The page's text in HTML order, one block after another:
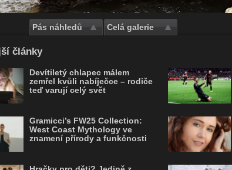
Pás náhledů Celá galerie
články
Devítiletý chlapec málem
zemřel kvůli nabíječce – rodiče
teď varují celý svět
Gramicci’s FW25 Collection:
West Coast Mythology ve
znamení přírody a funkčnosti